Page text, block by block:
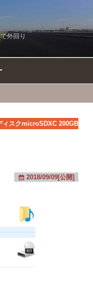
外回り
ィスクmicroSDXC 200GB
2018/09/09[公開]